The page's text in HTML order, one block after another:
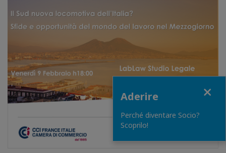
Aderire
Perché diventare Socio?
Scoprilo!